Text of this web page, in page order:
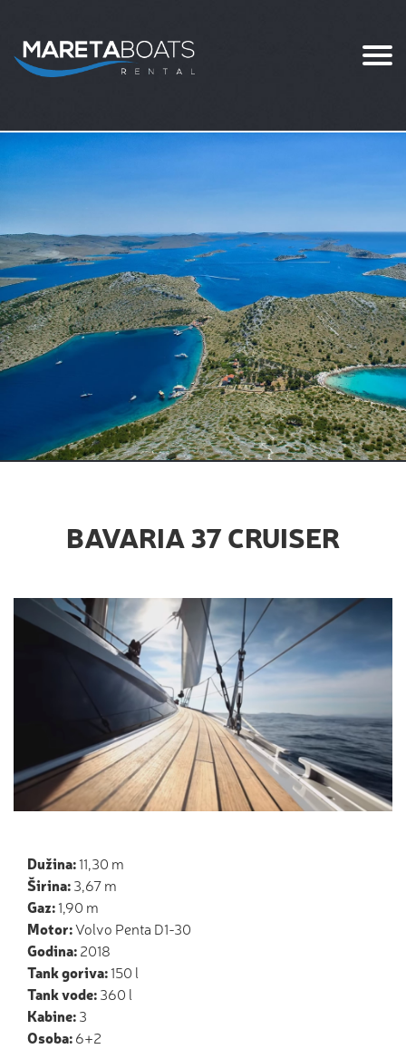
BAVARIA 37 CRUISER
Dužina:11,30 m
Širina:3,67 m
Gaz:1,90 m
Motor:Volvo Penta D1-30
Godina:2018
Tank goriva:150 l
Tank vode:360 l
Kabine:3
Osoba:6+2